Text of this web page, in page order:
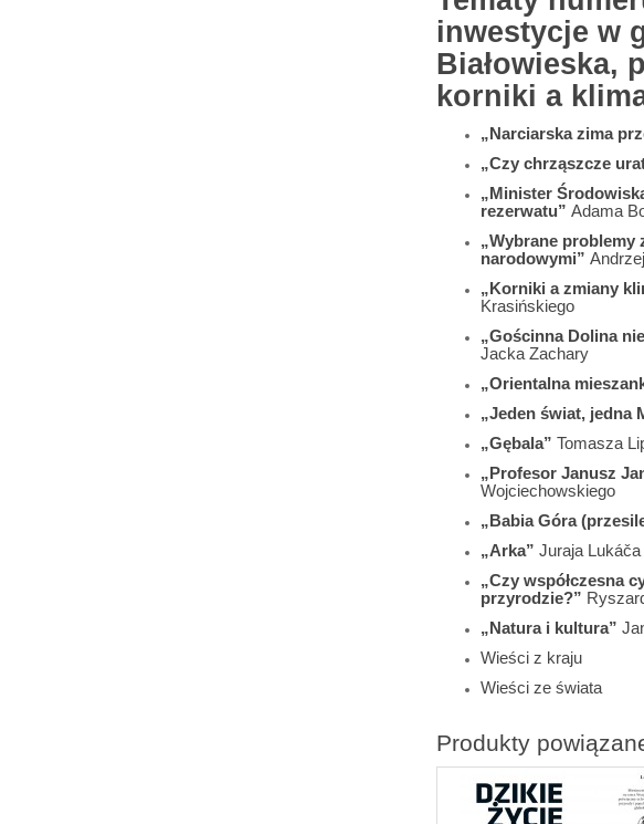
inwestycje w
Białowieska,
korniki a
„Narciarska zima
„Czy chrząszcze
„Minister
rezerwatu” Adama
„Wybrane problemy
narodowymi”
„Korniki a zmiany
Krasińskiego
„Gościnna Dolina
Jacka Zachary
„Orientalna
„Jeden świat, jedna
„Gębala” Tomasza
„Profesor Janusz
Wojciechowskiego
„Babia Góra
„Arka” Juraja Lukáča
„Czy współczesna
przyrodzie?”
„Natura i kultura”
Wieści z kraju
Wieści ze świata
Produkty